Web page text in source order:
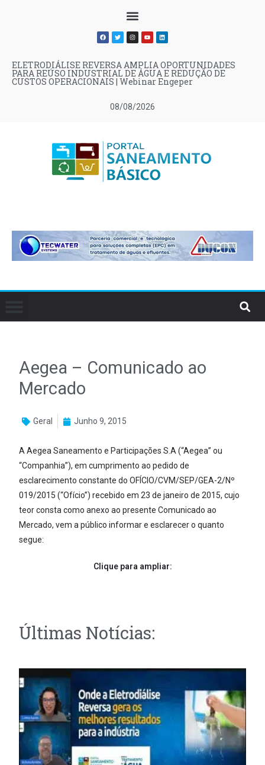
08/08/2026
ELETRODIÁLISE REVERSA AMPLIA OPORTUNIDADES
PARA REÚSO INDUSTRIAL DE ÁGUA E REDUÇÃO DE
CUSTOS OPERACIONAIS | Webinar Engeper
Aegea – Comunicado ao
Mercado
Geral Junho 9, 2015
A Aegea Saneamento e Participações S.A (“Aegea” ou
“Companhia”), em cumprimento ao pedido de
esclarecimento constante do OFÍCIO/CVM/SEP/GEA-2/Nº
019/2015 (“Ofício”) recebido em 23 de janeiro de 2015, cujo
teor consta como anexo ao presente Comunicado ao
Mercado, vem a público informar e esclarecer o quanto
segue:
Clique para ampliar:
Últimas Notícias: